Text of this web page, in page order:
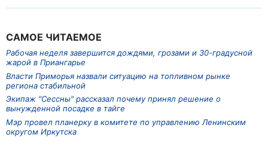
САМОЕ ЧИТАЕМОЕ
Рабочая неделя завершится дождями, грозами и 30-градусной
жарой в Приангарье
Власти Приморья назвали ситуацию на топливном рынке
региона стабильной
Экипаж "Сессны" рассказал почему принял решение о
вынужденной посадке в тайге
Мэр провел планерку в комитете по управлению Ленинским
округом Иркутска